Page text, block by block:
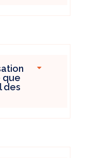
que
des